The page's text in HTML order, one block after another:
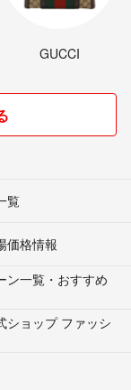
GUCCI
覧
価格情報
ン一覧・おすすめ
ショップ ファッシ